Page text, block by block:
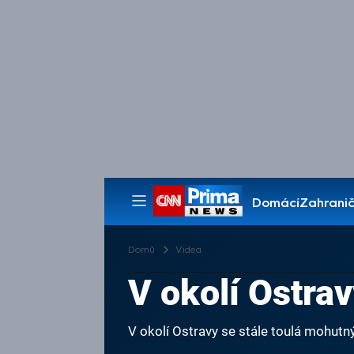
Domácí
Pořady
Domů Videa
V okolí
V okolí Ostravy se stále toulá